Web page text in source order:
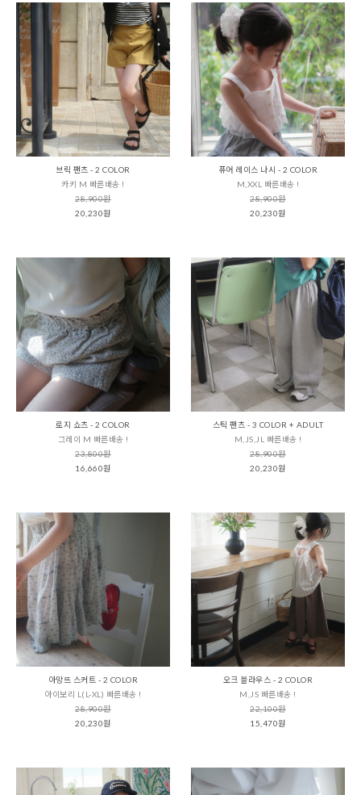
브릭 팬츠 - 2 COLOR
카키 M 빠른배송 !
28,900원
20,230원
퓨어 레이스 나시 - 2 COLOR
M,XXL 빠른배송 !
28,900원
20,230원
로지 쇼츠 - 2 COLOR
그레이 M 빠른배송 !
23,800원
16,660원
스틱 팬츠 - 3 COLOR + ADULT
M,JS,JL 빠른배송 !
28,900원
20,230원
아망뜨 스커트 - 2 COLOR
아이보리 L(L-XL) 빠른배송 !
28,900원
20,230원
오크 블라우스 - 2 COLOR
M,JS 빠른배송 !
22,100원
15,470원